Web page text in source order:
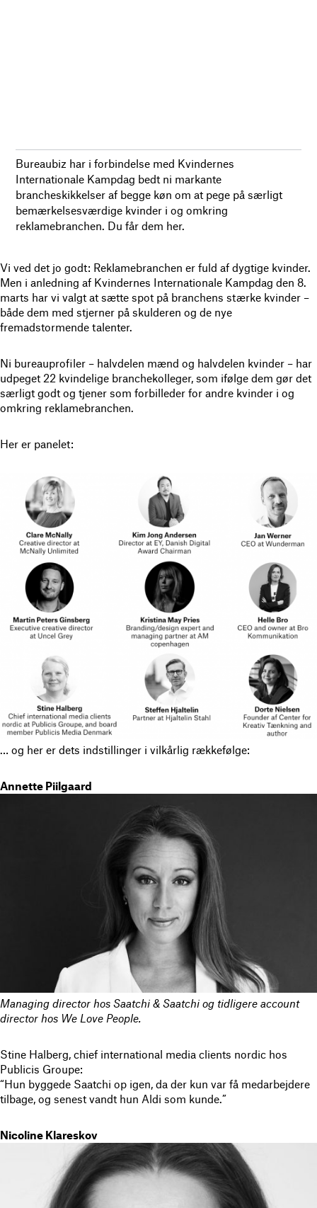
Bureaubiz har i forbindelse med Kvindernes
Internationale Kampdag bedt ni markante
brancheskikkelser af begge køn om at pege på særligt
bemærkelsesværdige kvinder i og omkring
reklamebranchen. Du får dem her.
Vi ved det jo godt: Reklamebranchen er fuld af dygtige kvinder.
Men i anledning af Kvindernes Internationale Kampdag den 8.
marts har vi valgt at sætte spot på branchens stærke kvinder –
både dem med stjerner på skulderen og de nye
fremadstormende talenter.
Ni bureauprofiler – halvdelen mænd og halvdelen kvinder – har
udpeget 22 kvindelige branchekolleger, som ifølge dem gør det
særligt godt og tjener som forbilleder for andre kvinder i og
omkring reklamebranchen.
Her er panelet:
… og her er dets indstillinger i vilkårlig rækkefølge:
Annette Piilgaard
Managing director hos Saatchi & Saatchi og tidligere account
director hos We Love People.
Stine Halberg, chief international media clients nordic hos
Publicis Groupe:
“Hun byggede Saatchi op igen, da der kun var få medarbejdere
tilbage, og senest vandt hun Aldi som kunde.”
Nicoline Klareskov